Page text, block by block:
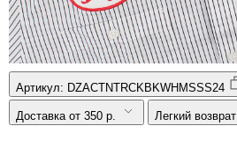
Артикул: DZACTNTRCKBKWHMSSS24
Доставка от 350 р. Легкий возврат